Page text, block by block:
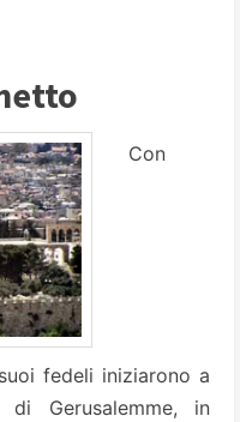
Con
fedeli iniziarono a
Gerusalemme, in